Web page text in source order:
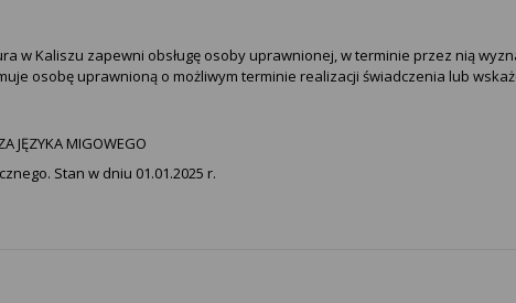
w Kaliszu zapewni obsługę osoby uprawnionej, w terminie przez nią
osobę uprawnioną o możliwym terminie realizacji świadczenia lub
JĘZYKA MIGOWEGO
Stan w dniu 01.01.2025 r.